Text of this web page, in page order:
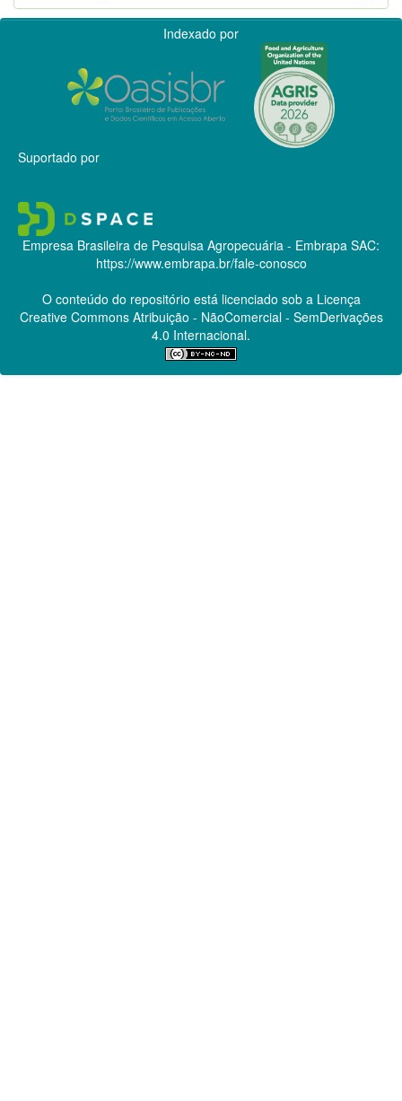
Indexado por
Suportado por
Empresa Brasileira de Pesquisa Agropecuária - Embrapa SAC:
https://www.embrapa.br/fale-conosco
O conteúdo do repositório está licenciado sob a Licença
Creative CommonsAtribuição - NãoComercial - SemDerivações
4.0 Internacional.